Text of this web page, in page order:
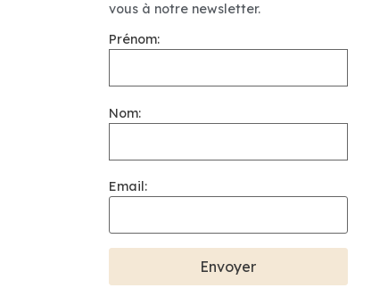
vous à notre newsletter.
Prénom:
Nom:
Email: